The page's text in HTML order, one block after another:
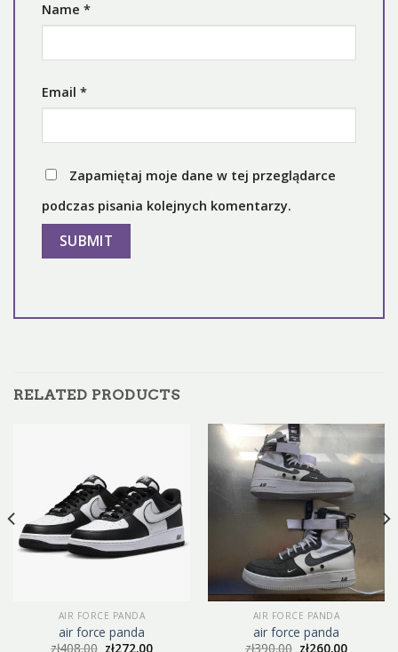
Name *
Email *
Zapamiętaj moje dane w tej przeglądarce
podczas pisania kolejnych komentarzy.
RELATED PRODUCTS
AIR FORCE PANDA
air force panda
zł408.00 zł272.00
AIR FORCE PANDA
air force panda
zł390.00 zł260.00